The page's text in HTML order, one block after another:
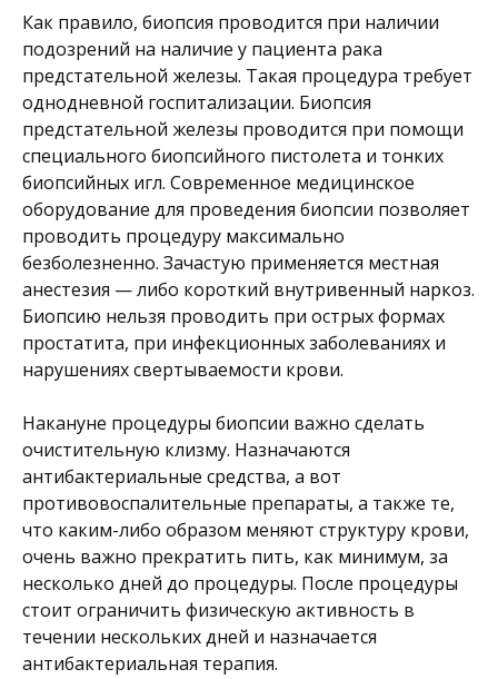
Как правило, биопсия проводится при наличии
подозрений на наличие у пациента рака
предстательной железы. Такая процедура требует
однодневной госпитализации. Биопсия
предстательной железы проводится при помощи
специального биопсийного пистолета и тонких
биопсийных игл. Современное медицинское
оборудование для проведения биопсии позволяет
проводить процедуру максимально
безболезненно. Зачастую применяется местная
анестезия — либо короткий внутривенный наркоз.
Биопсию нельзя проводить при острых формах
простатита, при инфекционных заболеваниях и
нарушениях свертываемости крови.
Накануне процедуры биопсии важно сделать
очистительную клизму. Назначаются
антибактериальные средства, а вот
противовоспалительные препараты, а также те,
что каким-либо образом меняют структуру крови,
очень важно прекратить пить, как минимум, за
несколько дней до процедуры. После процедуры
стоит ограничить физическую активность в
течении нескольких дней и назначается
антибактериальная терапия.